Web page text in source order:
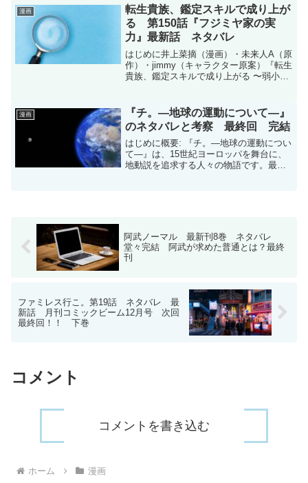
月26日予定です。現在、コミックスは21
巻(15...
漫画
転生貴族、鑑定スキルで成り上が
る 第150話『フジミヤ家の実
力』最新話 ネタバレ
はじめに井上菜摘（漫画）・未来人A（原
作）・jimmy（キャラクター原案）『転生
貴族、鑑定スキルで成り上がる 〜弱小領
150話のネタバレです。転生貴族、鑑定ス
キルで成り...
漫画
『チ。―地球の運動について―』
のネタバレと考察 最終回 完結
はじめに概要: 『チ。―地球の運動につい
て―』は、15世紀ヨーロッパを舞台に、
地動説を追求する人々の物語です。最終
阿武ノーマル 最新刊8巻 ネタバレ
堂々完結 阿武が求めた普通とは？最終
刊
ファミレス行こ。第19話 ネタバレ 最
新話 月刊コミックビーム12月号 次回
最終回！！ 下巻
コメント
コメントを書き込む
ホーム 漫画